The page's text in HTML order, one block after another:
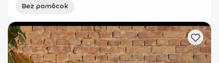
Bez pomôcok